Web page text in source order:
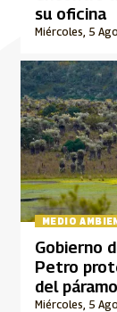
Miércoles, 5
su oficina
MEDIO
Miércoles, 5
Gobierno
Petro
del